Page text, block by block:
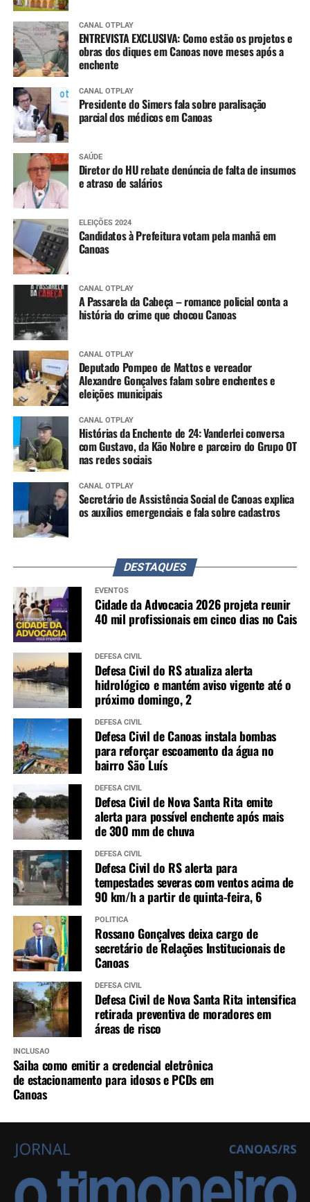
CANAL OTPLAY
ENTREVISTA EXCLUSIVA: Como estão os projetos e
obras dos diques em Canoas nove meses após a
enchente
CANAL OTPLAY
Presidente do Simers fala sobre paralisação
parcial dos médicos em Canoas
SAÚDE
Diretor do HU rebate denúncia de falta de insumos
e atraso de salários
ELEIÇÕES 2024
Candidatos à Prefeitura votam pela manhã em
Canoas
CANAL OTPLAY
A Passarela da Cabeça – romance policial conta a
história do crime que chocou Canoas
CANAL OTPLAY
Deputado Pompeo de Mattos e vereador
Alexandre Gonçalves falam sobre enchentes e
eleições municipais
CANAL OTPLAY
Histórias da Enchente de 24: Vanderlei conversa
com Gustavo, da Kão Nobre e parceiro do Grupo OT
nas redes sociais
CANAL OTPLAY
Secretário de Assistência Social de Canoas explica
os auxílios emergenciais e fala sobre cadastros
DESTAQUES
EVENTOS
Cidade da Advocacia 2026 projeta reunir
40 mil profissionais em cinco dias no Cais
DEFESA CIVIL
Defesa Civil do RS atualiza alerta
hidrológico e mantém aviso vigente até o
próximo domingo, 2
DEFESA CIVIL
Defesa Civil de Canoas instala bombas
para reforçar escoamento da água no
bairro São Luís
DEFESA CIVIL
Defesa Civil de Nova Santa Rita emite
alerta para possível enchente após mais
de 300 mm de chuva
DEFESA CIVIL
Defesa Civil do RS alerta para
tempestades severas com ventos acima de
90 km/h a partir de quinta-feira, 6
POLÍTICA
Rossano Gonçalves deixa cargo de
secretário de Relações Institucionais de
Canoas
DEFESA CIVIL
Defesa Civil de Nova Santa Rita intensifica
retirada preventiva de moradores em
áreas de risco
INCLUSÃO
Saiba como emitir a credencial eletrônica
de estacionamento para idosos e PCDs em
Canoas